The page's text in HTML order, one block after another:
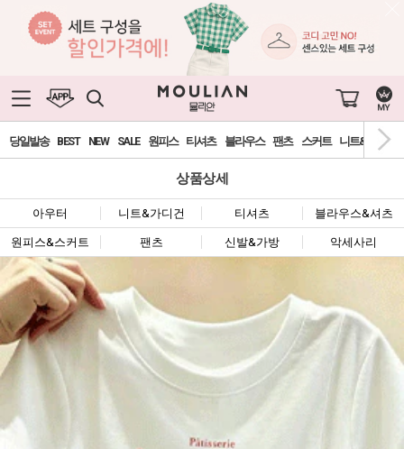
당일발송 BEST NEW SALE 원피스 티셔츠 블라우스 팬츠 스커트 니트&가디건
상품상세
아우터 니트&가디건 티셔츠 블라우스&셔츠
원피스&스커트 팬츠 신발&가방 악세사리